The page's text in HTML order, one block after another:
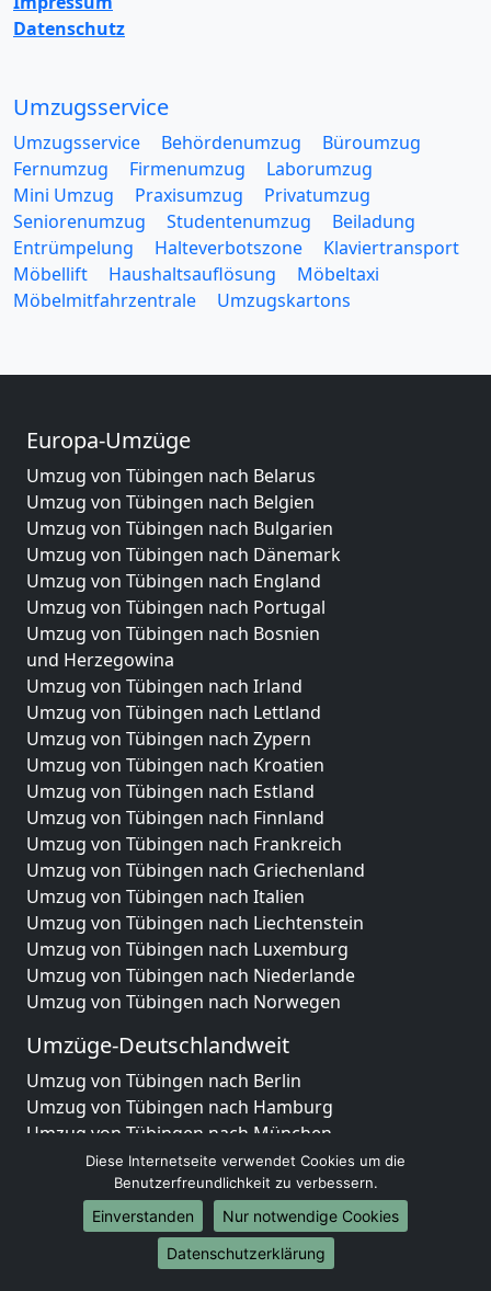
Datenschutz
Umzugsservice
Umzugsservice Behördenumzug
Büroumzug
Fernumzug
Firmenumzug
Laborumzug
Mini Umzug
Praxisumzug
Privatumzug
Seniorenumzug
Studentenumzug
Beiladung
Entrümpelung
Halteverbotszone
Klaviertransport
Möbellift
Haushaltsauflösung
Möbeltaxi
Möbelmitfahrzentrale
Umzugskartons
Europa-Umzüge
Umzug von Tübingen nach Belarus
Umzug von Tübingen nach Belgien
Umzug von Tübingen nach Bulgarien
Umzug von Tübingen nach Dänemark
Umzug von Tübingen nach England
Umzug von Tübingen nach Portugal
Umzug von Tübingen nach Bosnien
und Herzegowina
Umzug von Tübingen nach Irland
Umzug von Tübingen nach Lettland
Umzug von Tübingen nach Zypern
Umzug von Tübingen nach Kroatien
Umzug von Tübingen nach Estland
Umzug von Tübingen nach Finnland
Umzug von Tübingen nach Frankreich
Umzug von Tübingen nach Griechenland
Umzug von Tübingen nach Italien
Umzug von Tübingen nach Liechtenstein
Umzug von Tübingen nach Luxemburg
Umzug von Tübingen nach Niederlande
Umzug von Tübingen nach Norwegen
Umzüge-Deutschlandweit
Umzug von Tübingen nach Berlin
Umzug von Tübingen nach Hamburg
Umzug von Tübingen nach München
Umzug von Tübingen nach Köln
Umzug von Tübingen nach Frankfurt am Main
Umzug von Tübingen nach Stuttgart
Umzug von Tübingen nach Düsseldorf
Umzug von Tübingen nach Leipzig
Diese Internetseite verwendet Cookies um die
Benutzerfreundlichkeit zu verbessern.
Einverstanden
Nur notwendige Cookies
Datenschutzerklärung